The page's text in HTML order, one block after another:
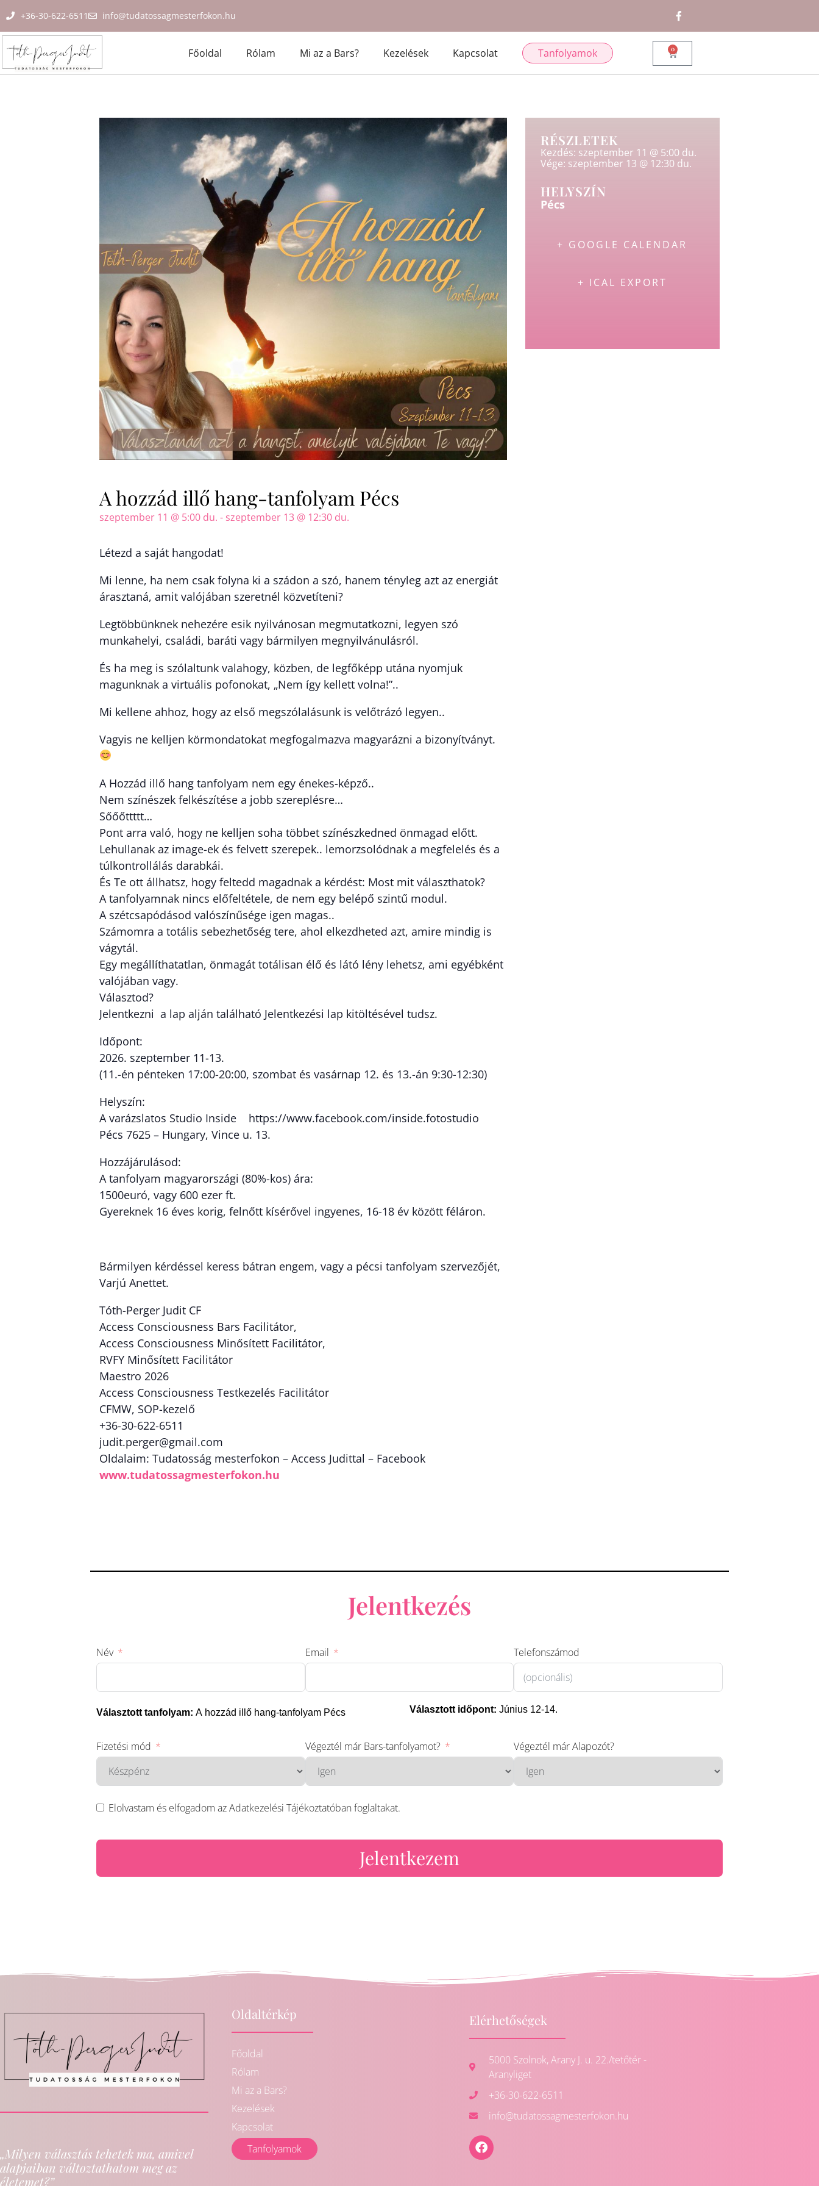
+36-30-622-6511 info@tudatossagmesterfokon.hu
Főoldal Rólam Mi az a Bars? Kezelések Kapcsolat Tanfolyamok 0
A hozzád illő hang-tanfolyam Pécs
szeptember 11 @ 5:00 du. - szeptember 13 @ 12:30 du.
Létezd a saját hangodat!
Mi lenne, ha nem csak folyna ki a szádon a szó, hanem tényleg azt az energiát
árasztaná, amit valójában szeretnél közvetíteni?
Legtöbbünknek nehezére esik nyilvánosan megmutatkozni, legyen szó
munkahelyi, családi, baráti vagy bármilyen megnyilvánulásról.
És ha meg is szólaltunk valahogy, közben, de legfőképp utána nyomjuk
magunknak a virtuális pofonokat, „Nem így kellett volna!”..
Mi kellene ahhoz, hogy az első megszólalásunk is velőtrázó legyen..
Vagyis ne kelljen körmondatokat megfogalmazva magyarázni a bizonyítványt.
A Hozzád illő hang tanfolyam nem egy énekes-képző..
Nem színészek felkészítése a jobb szereplésre…
Sőőőttttt…
Pont arra való, hogy ne kelljen soha többet színészkedned önmagad előtt.
Lehullanak az image-ek és felvett szerepek.. lemorzsolódnak a megfelelés és a
túlkontrollálás darabkái.
És Te ott állhatsz, hogy feltedd magadnak a kérdést: Most mit választhatok?
A tanfolyamnak nincs előfeltétele, de nem egy belépő szintű modul.
A szétcsapódásod valószínűsége igen magas..
Számomra a totális sebezhetőség tere, ahol elkezdheted azt, amire mindig is
vágytál.
Egy megállíthatatlan, önmagát totálisan élő és látó lény lehetsz, ami egyébként
valójában vagy.
Választod?
Jelentkezni a lap alján található Jelentkezési lap kitöltésével tudsz.
Időpont:
2026. szeptember 11-13.
(11.-én pénteken 17:00-20:00, szombat és vasárnap 12. és 13.-án 9:30-12:30)
Helyszín:
A varázslatos Studio Inside https://www.facebook.com/inside.fotostudio
Pécs 7625 – Hungary, Vince u. 13.
Hozzájárulásod:
A tanfolyam magyarországi (80%-kos) ára:
1500euró, vagy 600 ezer ft.
Gyereknek 16 éves korig, felnőtt kísérővel ingyenes, 16-18 év között féláron.
Bármilyen kérdéssel keress bátran engem, vagy a pécsi tanfolyam szervezőjét,
Varjú Anettet.
Tóth-Perger Judit CF
Access Consciousness Bars Facilitátor,
Access Consciousness Minősített Facilitátor,
RVFY Minősített Facilitátor
Maestro 2026
Access Consciousness Testkezelés Facilitátor
CFMW, SOP-kezelő
+36-30-622-6511
judit.perger@gmail.com
Oldalaim: Tudatosság mesterfokon – Access Judittal – Facebook
www.tudatossagmesterfokon.hu
RÉSZLETEK
Kezdés: szeptember 11 @ 5:00 du.
Vége: szeptember 13 @ 12:30 du.
HELYSZÍN
Pécs
+ GOOGLE CALENDAR
+ ICAL EXPORT
Jelentkezés
Név Email Telefonszámod
Választott tanfolyam: A hozzád illő hang-tanfolyam Pécs Választott időpont: Június 12-14.
Fizetési mód Végeztél már Bars-tanfolyamot? Végeztél már Alapozót?
Elolvastam és elfogadom az Adatkezelési Tájékoztatóban foglaltakat.
Jelentkezem
„Milyen választás tehetek ma, amivel
alapjaiban változtathatom meg az
életemet?”
Oldaltérkép
Főoldal
Rólam
Mi az a Bars?
Kezelések
Kapcsolat
Tanfolyamok
Elérhetőségek
5000 Szolnok, Arany J. u. 22./tetőtér -
Aranyliget
+36-30-622-6511
info@tudatossagmesterfokon.hu